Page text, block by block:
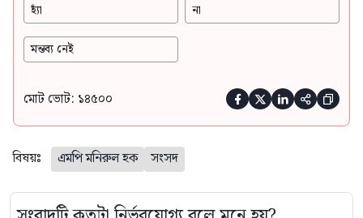
হ্যাঁ না
মন্তব্য নেই
মোট ভোট: ১৪৫০০     
বিষয়ঃ এমপি মনিরুল হক সংসদ